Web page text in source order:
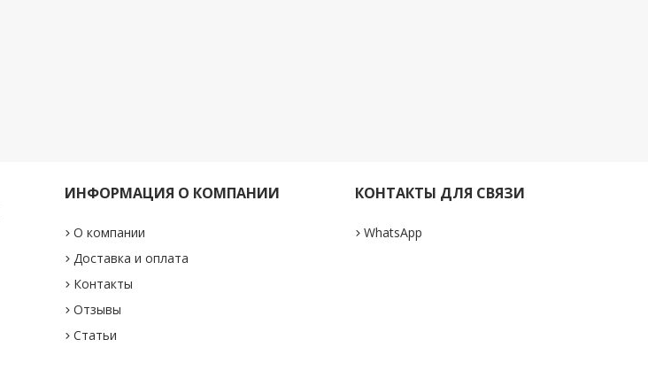
ИНФОРМАЦИЯ О КОМПАНИИ
О компании
Доставка и оплата
Контакты
Отзывы
Статьи
КОНТАКТЫ ДЛЯ СВЯЗИ
WhatsApp